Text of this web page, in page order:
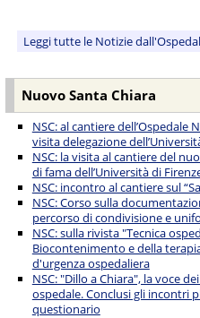
Leggi tutte le Notizie
Nuovo Santa Chiara
NSC: al cantiere dell’Ospedale
visita delegazione
NSC: la visita al cantiere del
di fama dell’Università di
NSC: incontro al cantiere sul
NSC: Corso sulla
percorso di condivisione e
NSC: sulla rivista "Tecnica
Biocontenimento e della
d'urgenza ospedaliera
NSC: "Dillo a Chiara", la voce
ospedale. Conclusi gli incontri
questionario